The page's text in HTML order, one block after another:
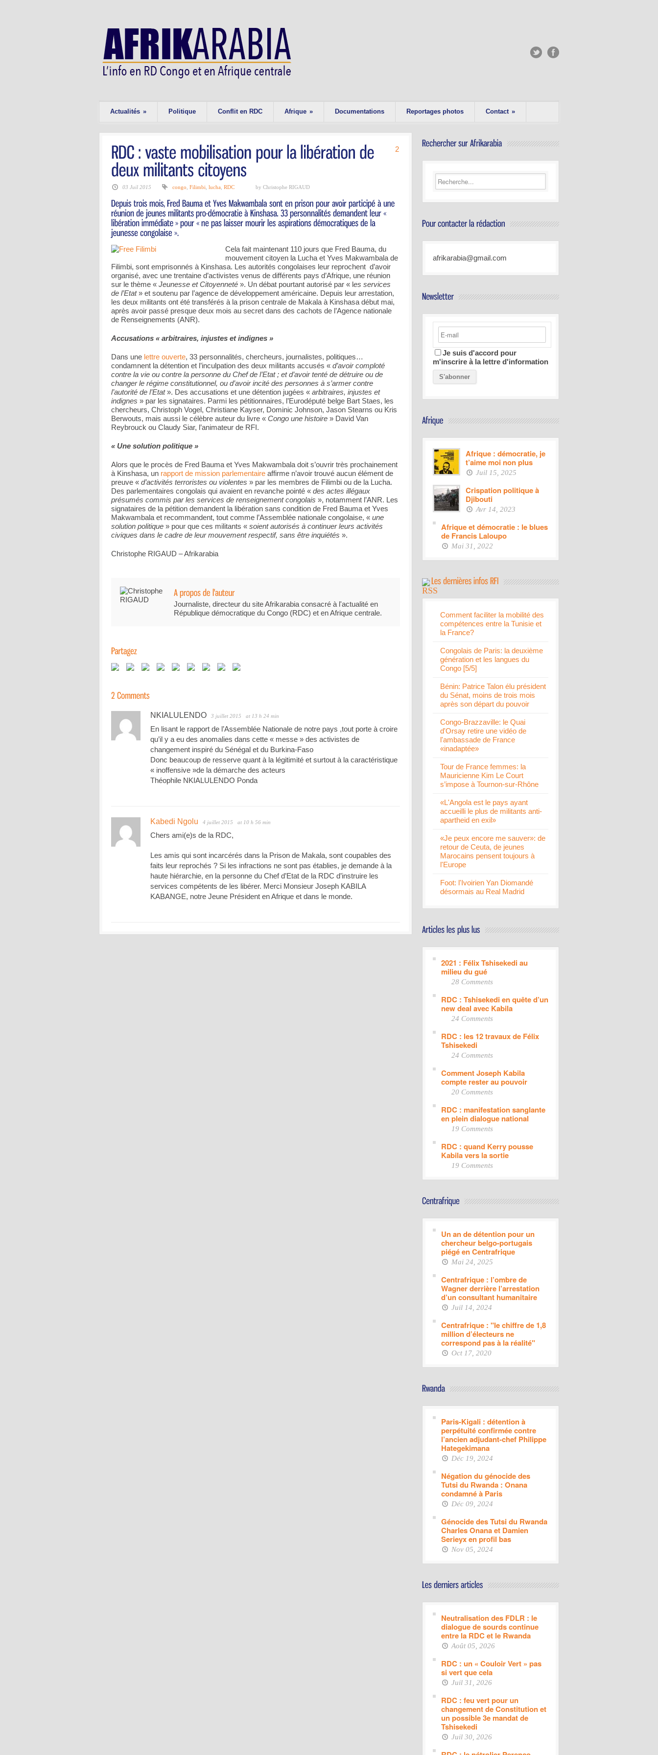
Actualités » Politique Conflit en RDC Afrique » Documentations Reportages photos Contact »
2
03 Juil 2015 congo Filimbi lucha RDC by Christophe RIGAUD
Cela fait maintenant 110 jours que Fred Bauma, du
mouvement citoyen la Lucha et Yves Makwambala de
Filimbi, sont emprisonnés à Kinshasa. Les autorités congolaises leur reprochent d’avoir
organisé, avec une trentaine d’activistes venus de différents pays d’Afrique, une réunion
sur le thème « Jeunesse et Citoyenneté ». Un débat pourtant autorisé par « les services
de l’Etat» et soutenu par l’agence de développement américaine. Depuis leur arrestation,
les deux militants ont été transférés à la prison centrale de Makala à Kinshasa début mai,
après avoir passé presque deux mois au secret dans des cachots de l’Agence nationale
de Renseignements (ANR).
Accusations « arbitraires, injustes et indignes »
Dans une lettre ouverte, 33 personnalités, chercheurs, journalistes, politiques…
condamnent la détention et l’inculpation des deux militants accusés « d’avoir comploté
contre la vie ou contre la personne du Chef de l’Etat ; et d’avoir tenté de détruire ou de
changer le régime constitutionnel, ou d’avoir incité des personnes à s’armer contre
l’autorité de l’Etat». Des accusations et une détention jugées « arbitraires, injustes et
indignes » par les signataires. Parmi les pétitionnaires, l’Eurodéputé belge Bart Staes, les
chercheurs, Christoph Vogel, Christiane Kayser, Dominic Johnson, Jason Stearns ou Kris
Berwouts, mais aussi le célèbre auteur du livre « Congo une histoire » David Van
Reybrouck ou Claudy Siar, l’animateur de RFI.
« Une solution politique »
Alors que le procès de Fred Bauma et Yves Makwambala doit s’ouvrir très prochainement
à Kinshasa, un rapport de mission parlementaire affirme n’avoir trouvé aucun élément de
preuve « d’activités terroristes ou violentes » par les membres de Filimbi ou de la Lucha.
Des parlementaires congolais qui avaient en revanche pointé « des actes illégaux
présumés commis par les services de renseignement congolais », notamment l’ANR. Les
signataires de la pétition demandent la libération sans condition de Fred Bauma et Yves
Makwambala et recommandent, tout comme l’Assemblée nationale congolaise, « une
solution politique » pour que ces militants « soient autorisés à continuer leurs activités
civiques dans le cadre de leur mouvement respectif, sans être inquiétés ».
Christophe RIGAUD – Afrikarabia
Journaliste, directeur du site Afrikarabia consacré à l'actualité en
République démocratique du Congo (RDC) et en Afrique centrale.
NKIALULENDO 3 juillet 2015 at 13 h 24 min
En lisant le rapport de l’Assemblée Nationale de notre pays ,tout porte à croire
qu’il y a eu des anomalies dans cette « messe » des activistes de
changement inspiré du Sénégal et du Burkina-Faso
Donc beaucoup de resserve quant à la légitimité et surtout à la caractéristique
« inoffensive »de la démarche des acteurs
Théophile NKIALULENDO Ponda
Kabedi Ngolu 4 juillet 2015 at 10 h 56 min
Chers ami(e)s de la RDC,
Les amis qui sont incarcérés dans la Prison de Makala, sont coupables des
faits leur reprochés ? Si les infractions ne sont pas établies, je demande à la
haute hiérarchie, en la personne du Chef d’Etat de la RDC d’instruire les
services compétents de les libérer. Merci Monsieur Joseph KABILA
KABANGE, notre Jeune Président en Afrique et dans le monde.
afrikarabia@gmail.com
Je suis d'accord pour
m'inscrire à la lettre d'information
Afrique : démocratie, je
t’aime moi non plus
Juil 15, 2025
Crispation politique à
Djibouti
Avr 14, 2023
Afrique et démocratie : le blues
de Francis Laloupo
Mai 31, 2022
Comment faciliter la mobilité des
compétences entre la Tunisie et
la France?
Congolais de Paris: la deuxième
génération et les langues du
Congo [5/5]
Bénin: Patrice Talon élu président
du Sénat, moins de trois mois
après son départ du pouvoir
Congo-Brazzaville: le Quai
d'Orsay retire une vidéo de
l'ambassade de France
«inadaptée»
Tour de France femmes: la
Mauricienne Kim Le Court
s’impose à Tournon-sur-Rhône
«L'Angola est le pays ayant
accueilli le plus de militants anti-
apartheid en exil»
«Je peux encore me sauver»: de
retour de Ceuta, de jeunes
Marocains pensent toujours à
l'Europe
Foot: l'Ivoirien Yan Diomandé
désormais au Real Madrid
2021 : Félix Tshisekedi au
milieu du gué
28 Comments
RDC : Tshisekedi en quête d’un
new deal avec Kabila
24 Comments
RDC : les 12 travaux de Félix
Tshisekedi
24 Comments
Comment Joseph Kabila
compte rester au pouvoir
20 Comments
RDC : manifestation sanglante
en plein dialogue national
19 Comments
RDC : quand Kerry pousse
Kabila vers la sortie
19 Comments
Un an de détention pour un
chercheur belgo-portugais
piégé en Centrafrique
Mai 24, 2025
Centrafrique : l’ombre de
Wagner derrière l’arrestation
d’un consultant humanitaire
Juil 14, 2024
Centrafrique : "le chiffre de 1,8
million d’électeurs ne
correspond pas à la réalité"
Oct 17, 2020
Paris-Kigali : détention à
perpétuité confirmée contre
l’ancien adjudant-chef Philippe
Hategekimana
Déc 19, 2024
Négation du génocide des
Tutsi du Rwanda : Onana
condamné à Paris
Déc 09, 2024
Génocide des Tutsi du Rwanda
Charles Onana et Damien
Serieyx en profil bas
Nov 05, 2024
Neutralisation des FDLR : le
dialogue de sourds continue
entre la RDC et le Rwanda
Août 05, 2026
RDC : un « Couloir Vert » pas
si vert que cela
Juil 31, 2026
RDC : feu vert pour un
changement de Constitution et
un possible 3e mandat de
Tshisekedi
Juil 30, 2026